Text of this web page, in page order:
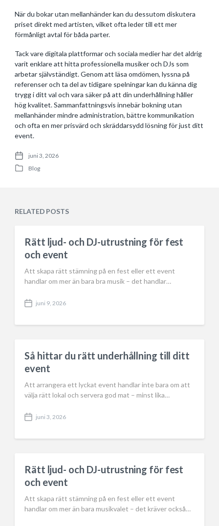
När du bokar utan mellanhänder kan du dessutom diskutera
priset direkt med artisten, vilket ofta leder till ett mer
förmånligt avtal för båda parter.
Tack vare digitala plattformar och sociala medier har det aldrig
varit enklare att hitta professionella musiker och DJs som
arbetar självständigt. Genom att läsa omdömen, lyssna på
referenser och ta del av tidigare spelningar kan du känna dig
trygg i ditt val och vara säker på att din underhållning håller
hög kvalitet. Sammanfattningsvis innebär bokning utan
mellanhänder mindre administration, bättre kommunikation
och ofta en mer prisvärd och skräddarsydd lösning för just ditt
event.
P
t
juni 3, 2026
P
d
Blog
RELATED POSTS
Rätt ljud- och DJ-utrustning för fest
och event
Att skapa rätt stämning på en fest eller ett event
handlar om mer än bara bra musik – det handlar…
P
s
a
t
e
juni 9, 2026
Så hittar du rätt underhållning till ditt
event
Att arrangera ett lyckat event handlar inte bara om att
välja rätt lokal och servera god mat – minst lika…
P
s
a
t
e
juni 3, 2026
Rätt ljud- och DJ-utrustning för fest
och event
Att skapa rätt stämning på en fest eller ett event
handlar om mer än bara musikvalet – det kräver också…